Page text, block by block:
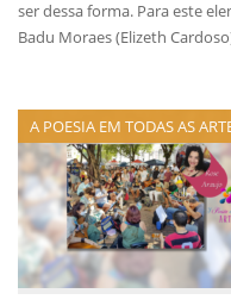
ser dessa forma. Para este
Badu Moraes (Elizeth
A POESIA EM TODAS AS